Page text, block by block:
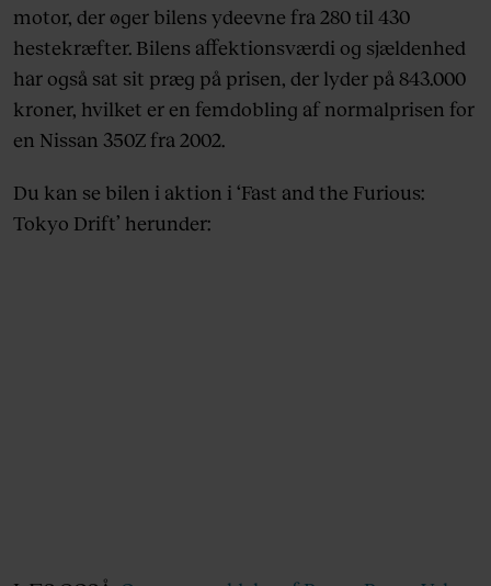
motor, der øger bilens ydeevne fra 280 til 430
hestekræfter. Bilens affektionsværdi og sjældenhed
har også sat sit præg på prisen, der lyder på 843.000
kroner, hvilket er en femdobling af normalprisen for
en Nissan 350Z fra 2002.
Du kan se bilen i aktion i ‘Fast and the Furious:
Tokyo Drift’ herunder: